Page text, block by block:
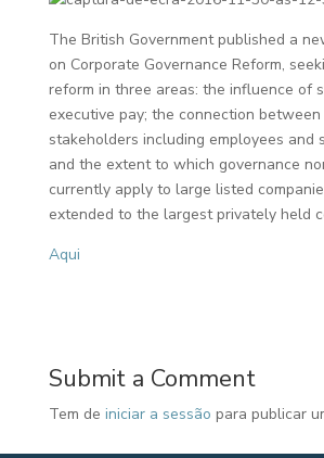
The British Government published a
on Corporate Governance Reform,
reform in three areas: the influence of
executive pay; the connection
stakeholders including employees and
and the extent to which governance
currently apply to large listed
extended to the largest privately held
Aqui
Submit a Comment
Tem de iniciar a sessão para publicar